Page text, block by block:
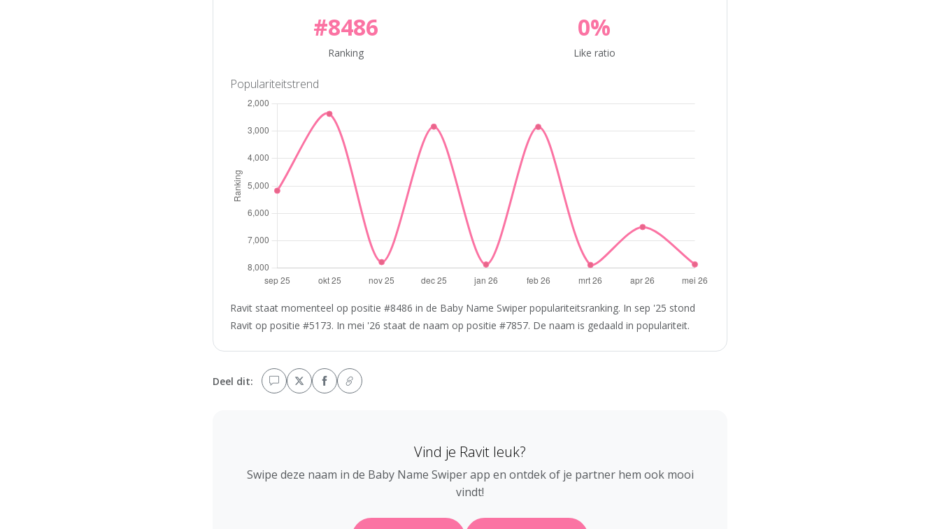
#8486
Ranking
0%
Like ratio
Populariteitstrend
Ravit staat momenteel op positie #8486 in de Baby Name Swiper populariteitsranking. In sep '25 stond
Ravit op positie #5173. In mei '26 staat de naam op positie #7857. De naam is gedaald in populariteit.
Deel dit:
Vind je Ravit leuk?
Swipe deze naam in de Baby Name Swiper app en ontdek of je partner hem ook mooi
vindt!